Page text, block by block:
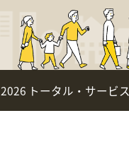
2026 トータル・サービス